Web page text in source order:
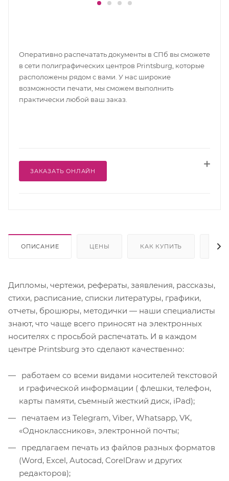
Оперативно распечатать документы в СПб вы сможете
в сети полиграфических центров Printsburg, которые
расположены рядом с вами. У нас широкие
возможности печати, мы сможем выполнить
практически любой ваш заказ.
ЗАКАЗАТЬ ОНЛАЙН
ОПИСАНИЕ ЦЕНЫ КАК КУПИТЬ
Дипломы, чертежи, рефераты, заявления, рассказы,
стихи, расписание, списки литературы, графики,
отчеты, брошюры, методички — наши специалисты
знают, что чаще всего приносят на электронных
носителях с просьбой распечатать. И в каждом
центре Printsburg это сделают качественно:
работаем со всеми видами носителей текстовой
и графической информации ( флешки, телефон,
карты памяти, съемный жесткий диск, iPad);
печатаем из Telegram, Viber, Whatsapp, VK,
«Одноклассников», электронной почты;
предлагаем печать из файлов разных форматов
(Word, Excel, Autocad, CorelDraw и других
редакторов);